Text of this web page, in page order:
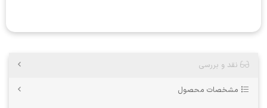
نقد و بررسی
مشخصات محصول